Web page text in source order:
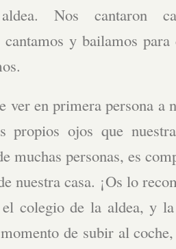
Nos cantaron
cantamos y bailamos
ver en primera persona a
propios ojos que
muchas personas, es
nuestra casa. ¡Os lo
colegio de la aldea, y
de subir al